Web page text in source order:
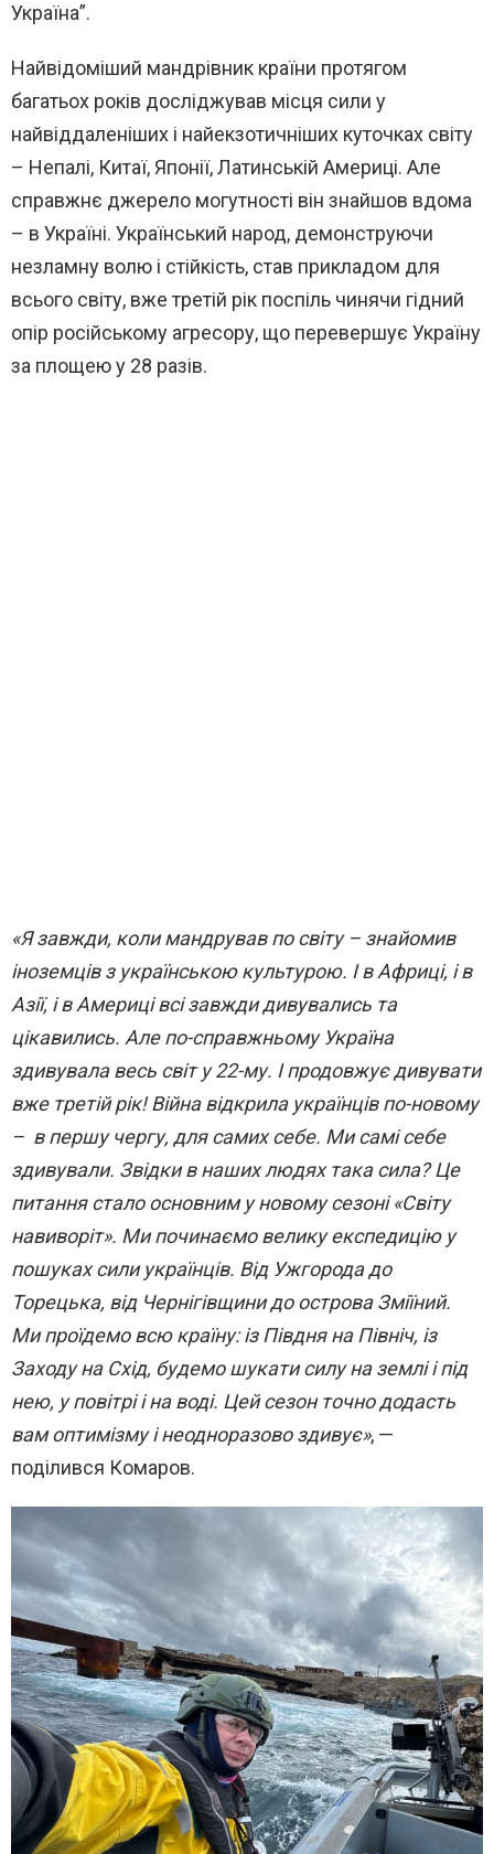
Україна”.
Найвідоміший мандрівник країни протягом
багатьох років досліджував місця сили у
найвіддаленіших і найекзотичніших куточках світу
– Непалі, Китаї, Японії, Латинській Америці. Але
справжнє джерело могутності він знайшов вдома
– в Україні. Український народ, демонструючи
незламну волю і стійкість, став прикладом для
всього світу, вже третій рік поспіль чинячи гідний
опір російському агресору, що перевершує Україну
за площею у 28 разів.
«Я завжди, коли мандрував по світу – знайомив
іноземців з українською культурою. І в Африці, і в
Азії, і в Америці всі завжди дивувались та
цікавились. Але по-справжньому Україна
здивувала весь світ у 22-му. І продовжує дивувати
вже третій рік! Війна відкрила українців по-новому
– в першу чергу, для самих себе. Ми самі себе
здивували. Звідки в наших людях така сила? Це
питання стало основним у новому сезоні «Світу
навиворіт». Ми починаємо велику експедицію у
пошуках сили українців. Від Ужгорода до
Торецька, від Чернігівщини до острова Зміїний.
Ми проїдемо всю країну: із Півдня на Північ, із
Заходу на Схід, будемо шукати силу на землі і під
нею, у повітрі і на воді. Цей сезон точно додасть
вам оптимізму і неодноразово здивує», —
поділився Комаров.